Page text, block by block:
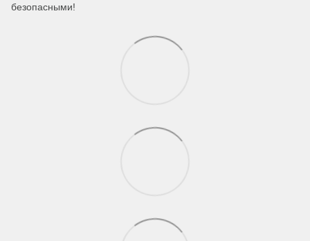
безопасными!